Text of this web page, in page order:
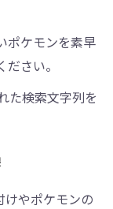
ポケモンを素早
さい。
た検索文字列を
けやポケモンの